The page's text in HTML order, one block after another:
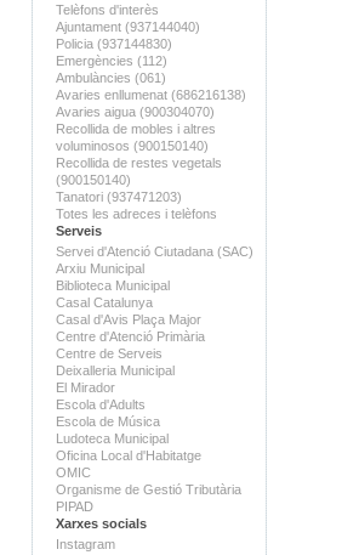
Telèfons d'interès
Ajuntament (937144040)
Policia (937144830)
Emergències (112)
Ambulàncies (061)
Avaries enllumenat (686216138)
Avaries aigua (900304070)
Recollida de mobles i altres
voluminosos (900150140)
Recollida de restes vegetals
(900150140)
Tanatori (937471203)
Totes les adreces i telèfons
Serveis
Servei d'Atenció Ciutadana (SAC)
Arxiu Municipal
Biblioteca Municipal
Casal Catalunya
Casal d'Avis Plaça Major
Centre d'Atenció Primària
Centre de Serveis
Deixalleria Municipal
El Mirador
Escola d'Adults
Escola de Música
Ludoteca Municipal
Oficina Local d'Habitatge
OMIC
Organisme de Gestió Tributària
PIPAD
Xarxes socials
Instagram